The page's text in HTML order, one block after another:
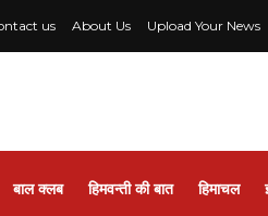
us About Us Upload Your News
बाल क्लब हिमवन्ती की बात हिमाचल